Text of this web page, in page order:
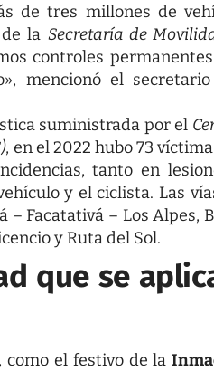
de tres millones de
la Secretaría de
controles
mencionó el
suministrada por el
, en el 2022 hubo 73
tanto en
y el ciclista. Las
– Facatativá – Los Alpes,
y Ruta del Sol.
que se
como el festivo de la